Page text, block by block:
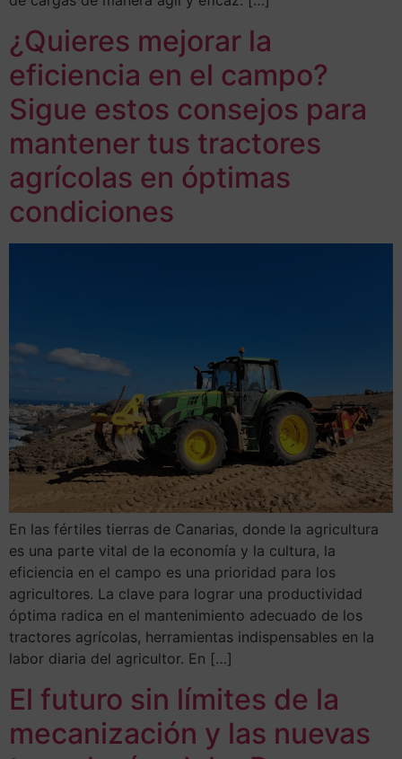
¿Quieres mejorar la
eficiencia en el campo?
Sigue estos consejos para
mantener tus tractores
agrícolas en óptimas
condiciones
En las fértiles tierras de Canarias, donde la agricultura
es una parte vital de la economía y la cultura, la
eficiencia en el campo es una prioridad para los
agricultores. La clave para lograr una productividad
óptima radica en el mantenimiento adecuado de los
tractores agrícolas, herramientas indispensables en la
labor diaria del agricultor. En […]
El futuro sin límites de la
mecanización y las nuevas